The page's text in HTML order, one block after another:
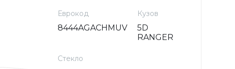
Еврокод
8444AGACHMUV
Кузов
5D
RANGER
Стекло